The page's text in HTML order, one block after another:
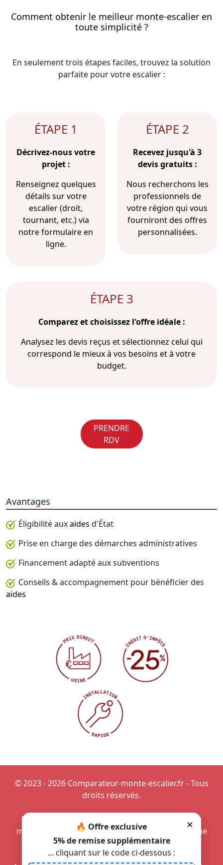
Comment obtenir le meilleur monte-escalier en
toute simplicité ?
En seulement trois étapes faciles, trouvez la solution
parfaite pour votre escalier :
ÉTAPE 1
Décrivez-nous votre
projet :
Renseignez quelques
détails sur votre
escalier (droit,
tournant, etc.) via
notre formulaire en
ligne.
ÉTAPE 2
Recevez jusqu'à 3
devis gratuits :
Nous recherchons les
professionnels de
votre région qui vous
fourniront des offres
personnalisées.
ÉTAPE 3
Comparez et choisissez l'offre idéale :
Analysez les devis reçus et sélectionnez celui qui
correspond le mieux à vos besoins et à votre
budget.
PRENDRE
RDV
Avantages
Éligibilité auxaides d'État
Prise en charge des démarches administratives
Financement adapté aux subventions
Conseils & accompagnement pour bénéficier des
aides
×
🔥 Offre exclusive
5% de remise supplémentaire
... cliquant sur le code ci-dessous :
© 2023 - 2026 Comparateur-monte-escalier.fr - Tous
droits réservés.
Monte-escaliers pour personne âgee
Projet de
monte-escalier discret -Projet de monte-personne
-Protection d'une PMR avec un monte-
personne-Téléassistance d'un monte-escalier